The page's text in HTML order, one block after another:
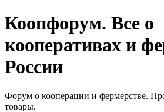
Коопфорум. Все о
кооперативах и
России
Форум о кооперации и фермерстве.
товары.